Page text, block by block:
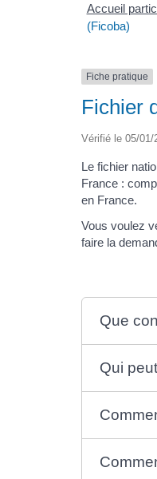
Accueil
(Ficoba)
Fiche pratique
Fichier
Vérifié le 05/01/
Le fichier
France :
en France.
Vous voulez
faire la
Que
Qui